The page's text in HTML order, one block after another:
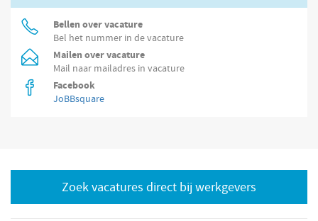
Bellen over vacature
Bel het nummer in de vacature
Mailen over vacature
Mail naar mailadres in vacature
Facebook
JoBBsquare
Zoek vacatures direct bij werkgevers